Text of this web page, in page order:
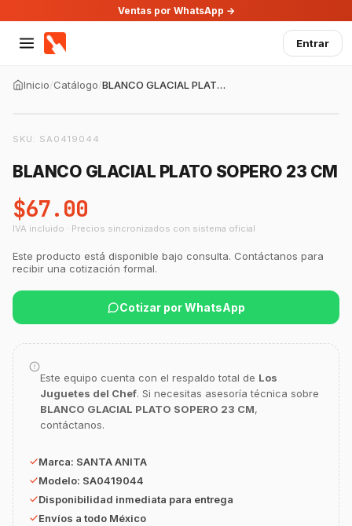
Ventas por WhatsApp →
Entrar
Inicio/Catálogo/ BLANCO GLACIAL PLATO SOPERO 23 CM
SKU: SA0419044
BLANCO GLACIAL PLATO SOPERO 23 CM
$67.00
IVA incluido · Precios sincronizados con sistema oficial
Este producto está disponible bajo consulta. Contáctanos para
recibir una cotización formal.
Cotizar por WhatsApp
Este equipo cuenta con el respaldo total de Los
Juguetes del Chef. Si necesitas asesoría técnica sobre
BLANCO GLACIAL PLATO SOPERO 23 CM,
contáctanos.
Marca: SANTA ANITA
Modelo: SA0419044
Disponibilidad inmediata para entrega
Envíos a todo México
GastroBot
Asesor Chef Online
¡Hola Chef! 🍳 Soy GastroBot, tu asesor
de cocina profesional de GastroArt.
Buscar estufas industriales
Ver sucursales y contacto